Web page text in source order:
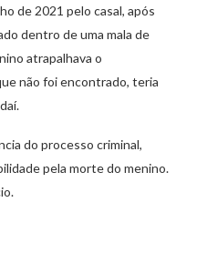
de 2021 pelo casal, após
dentro de uma mala de
atrapalhava o
não foi encontrado, teria
do processo criminal,
pela morte do menino.